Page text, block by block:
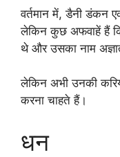
वर्तमान में, डैनी डंकन
लेकिन कुछ अफवाहें हैं
थे और उसका नाम
लेकिन अभी उनकी
करना चाहते हैं।
धन